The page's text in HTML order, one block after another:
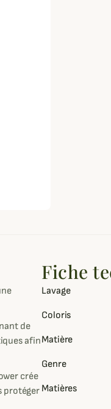
de
afin
crée
protéger
Fiche
Lavage
Coloris
Matière
Genre
Matières